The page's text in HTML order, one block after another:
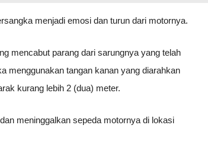
menjadi emosi dan turun dari motornya.
mencabut parang dari sarungnya yang telah
menggunakan tangan kanan yang diarahkan
kurang lebih 2 (dua) meter.
meninggalkan sepeda motornya di lokasi